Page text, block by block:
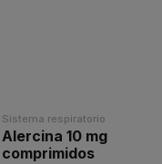
Sistema respiratorio
Alercina 10 mg
comprimidos